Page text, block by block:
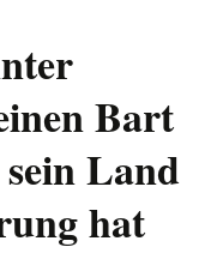
Bart
sein Land
hat